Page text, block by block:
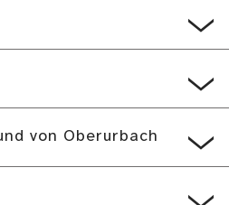
von Oberurbach